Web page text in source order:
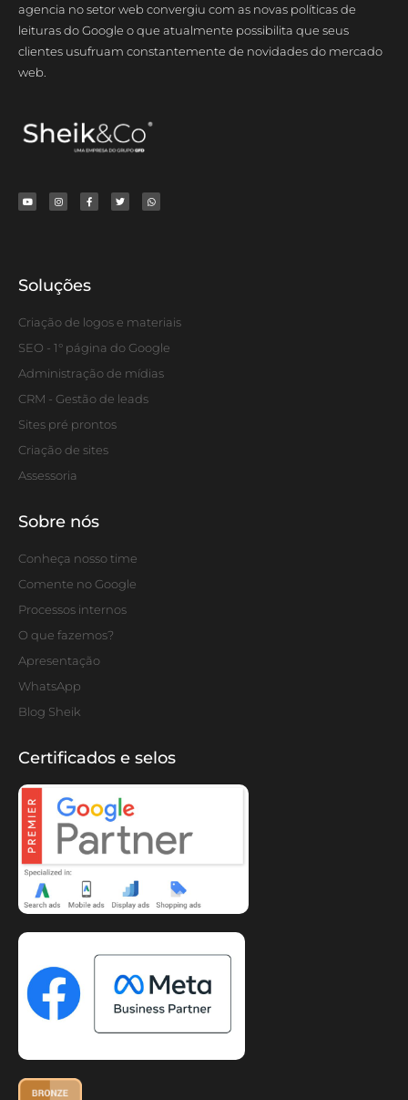
agencia no setor web convergiu com as novas políticas de
leituras do Google o que atualmente possibilita que seus
clientes usufruam constantemente de novidades do mercado
web.
Soluções
Criação de logos e materiais
SEO - 1° página do Google
Administração de mídias
CRM - Gestão de leads
Sites pré prontos
Criação de sites
Assessoria
Sobre nós
Conheça nosso time
Comente no Google
Processos internos
O que fazemos?
Apresentação
WhatsApp
Blog Sheik
Certificados e selos